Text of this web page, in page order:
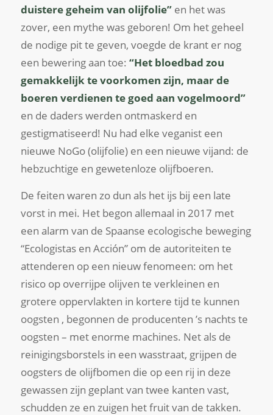
duistere geheim van olijfolie”en het was
zover, een mythe was geboren! Om het geheel
de nodige pit te geven, voegde de krant er nog
een bewering aan toe: “Het bloedbad zou
gemakkelijk te voorkomen zijn, maar de
boeren verdienen te goed aan vogelmoord”
en de daders werden ontmaskerd en
gestigmatiseerd! Nu had elke veganist een
nieuwe NoGo (olijfolie) en een nieuwe vijand: de
hebzuchtige en gewetenloze olijfboeren.
De feiten waren zo dun als het ijs bij een late
vorst in mei. Het begon allemaal in 2017 met
een alarm van de Spaanse ecologische beweging
“Ecologistas en Acción” om de autoriteiten te
attenderen op een nieuw fenomeen: om het
risico op overrijpe olijven te verkleinen en
grotere oppervlakten in kortere tijd te kunnen
oogsten , begonnen de producenten ’s nachts te
oogsten – met enorme machines. Net als de
reinigingsborstels in een wasstraat, grijpen de
oogsters de olijfbomen die op een rij in deze
gewassen zijn geplant van twee kanten vast,
schudden ze en zuigen het fruit van de takken.